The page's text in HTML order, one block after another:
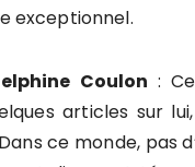
exceptionnel.
Coulon :
articles sur
ce monde, pas